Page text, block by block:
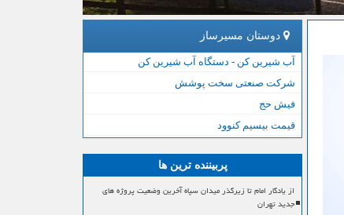
دوستان مسیرساز
آب شیرین کن - دستگاه آب شیرین کن
شرکت صنعتی سخت پوشش
فیش حج
قیمت بیسیم کنوود
پربیننده ترین ها
از یادگار امام تا زیرگذر میدان سپاه آخرین وضعیت پروژه های
جدید تهران